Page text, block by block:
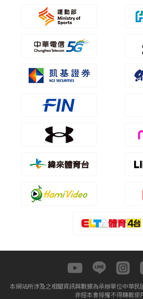
本網站所涉及之相關資訊與數據為承辦單位中華民
非經本會授權不得轉載使